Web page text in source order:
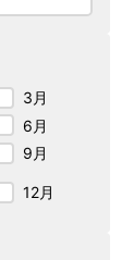
3月
6月
9月
12月